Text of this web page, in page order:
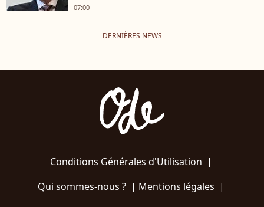
07:00
DERNIÈRES NEWS
Conditions Générales d'Utilisation |
Qui sommes-nous ?| Mentions légales |